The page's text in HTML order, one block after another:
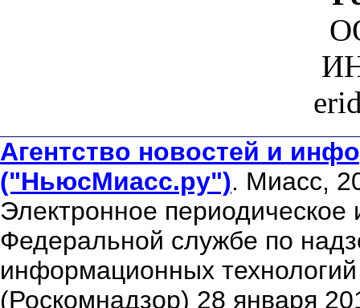
Агентство новостей и
("НьюсМиасс.ру"). Миасс,
Электронное периодическое
Федеральной службе по
информационных
(Роскомнадзор) 28 января